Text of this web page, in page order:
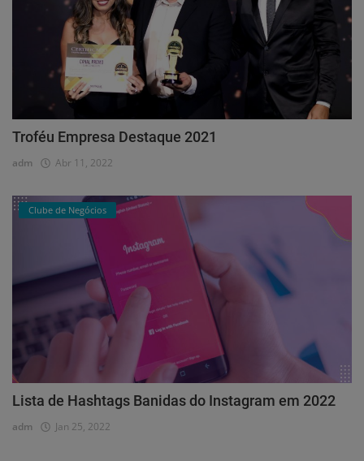
Troféu Empresa Destaque 2021
adm Abr 11, 2022
Clube de Negócios
Lista de Hashtags Banidas do Instagram em 2022
adm Jan 25, 2022